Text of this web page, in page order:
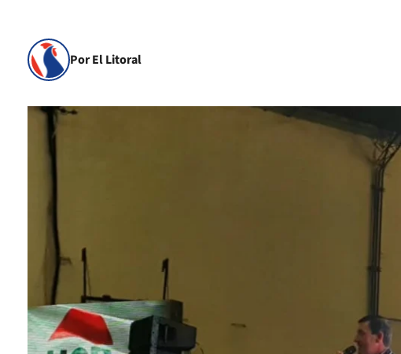
Por El Litoral